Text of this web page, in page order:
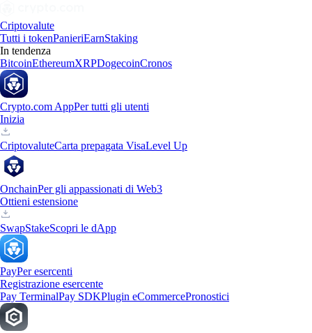
Criptovalute
Tutti i tokenPanieriEarnStaking
In tendenza
BitcoinEthereumXRPDogecoinCronos
Crypto.com AppPer tutti gli utenti
Inizia
CriptovaluteCarta prepagata VisaLevel Up
OnchainPer gli appassionati di Web3
Ottieni estensione
SwapStakeScopri le dApp
PayPer esercenti
Registrazione esercente
Pay TerminalPay SDKPlugin eCommercePronostici